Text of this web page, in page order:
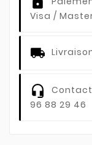
Visa /
96 88 29 46